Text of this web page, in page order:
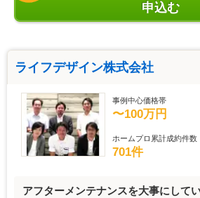
申込む
ライフデザイン株式会社
事例中心価格帯
〜100万円
ホームプロ累計成約件数
701件
アフターメンテナンスを大事にして